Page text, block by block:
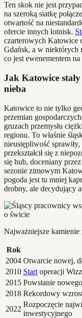
Ten skok nie jest
na szeroką siatkę
otwartość na
ofercie innych lotnisk.
czarterowych Katowice
Gdańsk, a w niektórych
co jest ewenementem
Jak Katowice
nieba
Katowice to nie tylko
przemian
gruzach przemysłu
regionu. To właśnie
nieustępliwość
przekształcił się z
się hub, doceniany przez
sezonie zimowym
pogoda jest tu mniej
drobny, ale decydujący
Najważniejsze
Rok
2004 Otwarcie nowej,
2010 Start operacji
2015 Powstanie
2018 Rekordowy
2022
Rozpoczęcie
inwestycyjnego